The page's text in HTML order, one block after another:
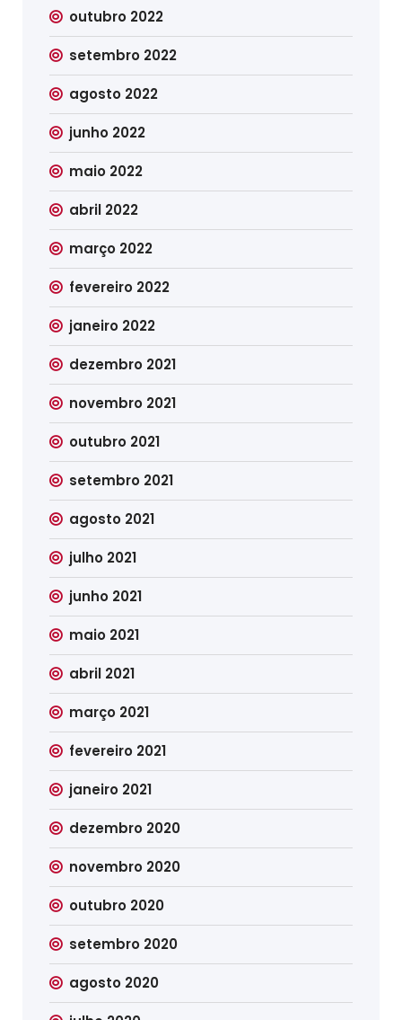
outubro 2022
setembro 2022
agosto 2022
junho 2022
maio 2022
abril 2022
março 2022
fevereiro 2022
janeiro 2022
dezembro 2021
novembro 2021
outubro 2021
setembro 2021
agosto 2021
julho 2021
junho 2021
maio 2021
abril 2021
março 2021
fevereiro 2021
janeiro 2021
dezembro 2020
novembro 2020
outubro 2020
setembro 2020
agosto 2020